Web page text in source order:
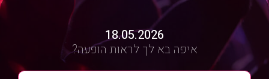
18.05.2026
איפה בא לך לראות הופעה?